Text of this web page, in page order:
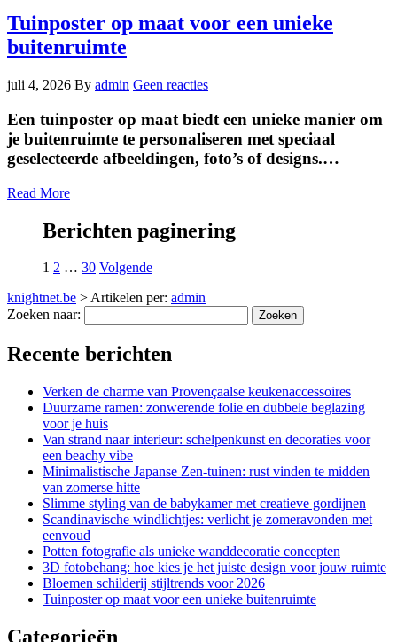
Tuinposter op maat voor een unieke
buitenruimte
juli 4, 2026 By admin Geen reacties
Een tuinposter op maat biedt een unieke manier om
je buitenruimte te personaliseren met speciaal
geselecteerde afbeeldingen, foto’s of designs.…
Read More
Berichten paginering
1 2 … 30 Volgende
knightnet.be >Artikelen per: admin
Zoeken naar:
Recente berichten
Verken de charme van Provençaalse keukenaccessoires
Duurzame ramen: zonwerende folie en dubbele beglazing
voor je huis
Van strand naar interieur: schelpenkunst en decoraties voor
een beachy vibe
Minimalistische Japanse Zen-tuinen: rust vinden te midden
van zomerse hitte
Slimme styling van de babykamer met creatieve gordijnen
Scandinavische windlichtjes: verlicht je zomeravonden met
eenvoud
Potten fotografie als unieke wanddecoratie concepten
3D fotobehang: hoe kies je het juiste design voor jouw ruimte
Bloemen schilderij stijltrends voor 2026
Tuinposter op maat voor een unieke buitenruimte
Categorieën